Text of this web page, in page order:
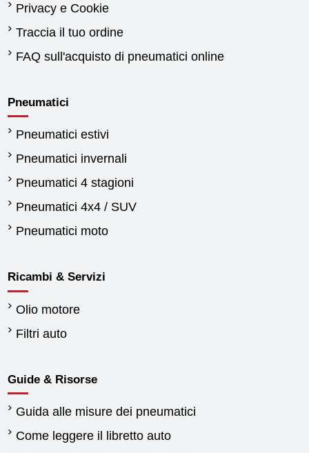
Privacy e Cookie
Traccia il tuo ordine
FAQ sull'acquisto di pneumatici online
Pneumatici
Pneumatici estivi
Pneumatici invernali
Pneumatici 4 stagioni
Pneumatici 4x4 / SUV
Pneumatici moto
Ricambi & Servizi
Olio motore
Filtri auto
Guide & Risorse
Guida alle misure dei pneumatici
Come leggere il libretto auto